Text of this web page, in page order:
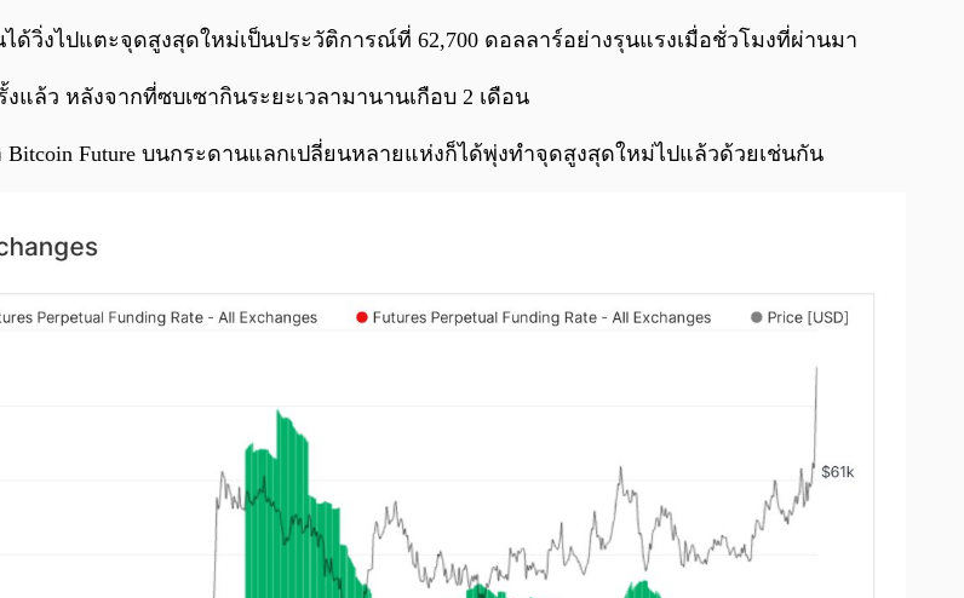
ด้วิ่งไปแตะจุดสูงสุดใหม่เป็นประวัติการณ์ที่ 62,700 ดอลลาร์อย่างรุนแรงเมื่อชั่วโมงที่ผ่านมา
ล้ว หลังจากที่ซบเซากินระยะเวลามานานเกือบ 2 เดือน
Future บนกระดานแลกเปลี่ยนหลายแห่งก็ได้พุ่งทำจุดสูงสุดใหม่ไปแล้วด้วยเช่นกัน